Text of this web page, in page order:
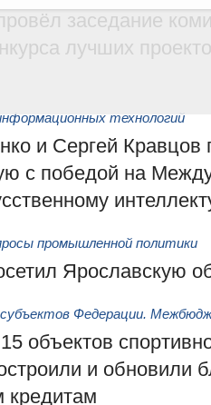
заседание
лучших
технологий
и Сергей Кравцов
с победой на
промышленной политики
Ярославскую
Федерации.
объектов
и обновили
кредитам